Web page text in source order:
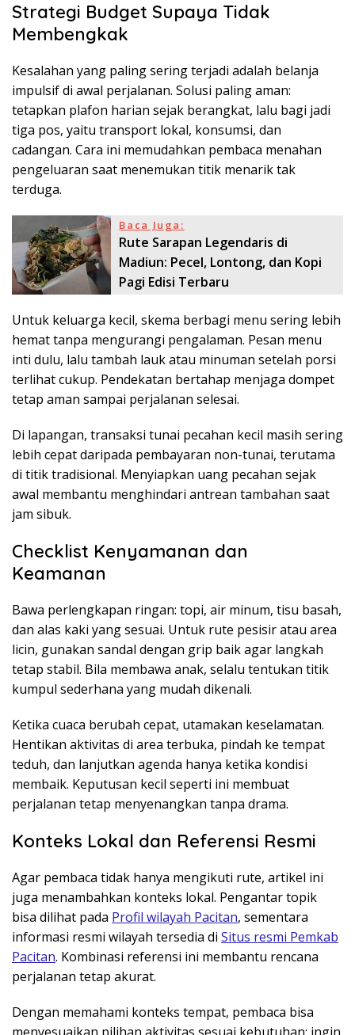
Strategi Budget Supaya Tidak
Membengkak
Kesalahan yang paling sering terjadi adalah belanja
impulsif di awal perjalanan. Solusi paling aman:
tetapkan plafon harian sejak berangkat, lalu bagi jadi
tiga pos, yaitu transport lokal, konsumsi, dan
cadangan. Cara ini memudahkan pembaca menahan
pengeluaran saat menemukan titik menarik tak
terduga.
Baca Juga:
Rute Sarapan Legendaris di
Madiun: Pecel, Lontong, dan Kopi
Pagi Edisi Terbaru
Untuk keluarga kecil, skema berbagi menu sering lebih
hemat tanpa mengurangi pengalaman. Pesan menu
inti dulu, lalu tambah lauk atau minuman setelah porsi
terlihat cukup. Pendekatan bertahap menjaga dompet
tetap aman sampai perjalanan selesai.
Di lapangan, transaksi tunai pecahan kecil masih sering
lebih cepat daripada pembayaran non-tunai, terutama
di titik tradisional. Menyiapkan uang pecahan sejak
awal membantu menghindari antrean tambahan saat
jam sibuk.
Checklist Kenyamanan dan
Keamanan
Bawa perlengkapan ringan: topi, air minum, tisu basah,
dan alas kaki yang sesuai. Untuk rute pesisir atau area
licin, gunakan sandal dengan grip baik agar langkah
tetap stabil. Bila membawa anak, selalu tentukan titik
kumpul sederhana yang mudah dikenali.
Ketika cuaca berubah cepat, utamakan keselamatan.
Hentikan aktivitas di area terbuka, pindah ke tempat
teduh, dan lanjutkan agenda hanya ketika kondisi
membaik. Keputusan kecil seperti ini membuat
perjalanan tetap menyenangkan tanpa drama.
Konteks Lokal dan Referensi Resmi
Agar pembaca tidak hanya mengikuti rute, artikel ini
juga menambahkan konteks lokal. Pengantar topik
bisa dilihat pada Profil wilayah Pacitan, sementara
informasi resmi wilayah tersedia di Situs resmi Pemkab
Pacitan. Kombinasi referensi ini membantu rencana
perjalanan tetap akurat.
Dengan memahami konteks tempat, pembaca bisa